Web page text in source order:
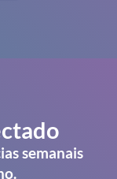
semanais